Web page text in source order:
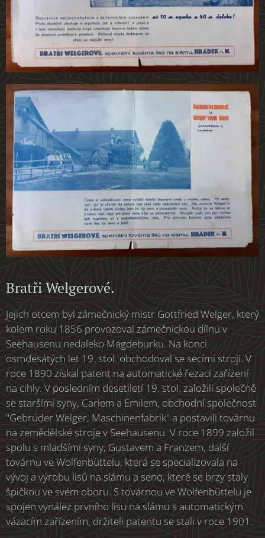
Bratři Welgerové.
Jejich otcem byl zámečnický mistr Gottfried Welger, který
kolem roku 1856 provozoval zámečnickou dílnu v
Seehausenu nedaleko Magdeburku. Na konci
osmdesátých let 19. stol. obchodoval se secími stroji. V
roce 1890 získal patent na automatické řezací zařízení
na cihly. V posledním desetiletí 19. stol. založili společně
se staršími syny, Carlem a Emilem, obchodní společnost
"Gebrüder Welger, Maschinenfabrik" a postavili továrnu
na zemědělské stroje v Seehausenu. V roce 1899 založil
spolu s mladšími syny, Gustavem a Franzem, další
továrnu ve Wolfenbüttelu, která se specializovala na
vývoj a výrobu lisů na slámu a seno, které se brzy staly
špičkou ve svém oboru. S továrnou ve Wolfenbüttelu je
spojen vynález prvního lisu na slámu s automatickým
vázacím zařízením, držiteli patentu se stali v roce 1901.